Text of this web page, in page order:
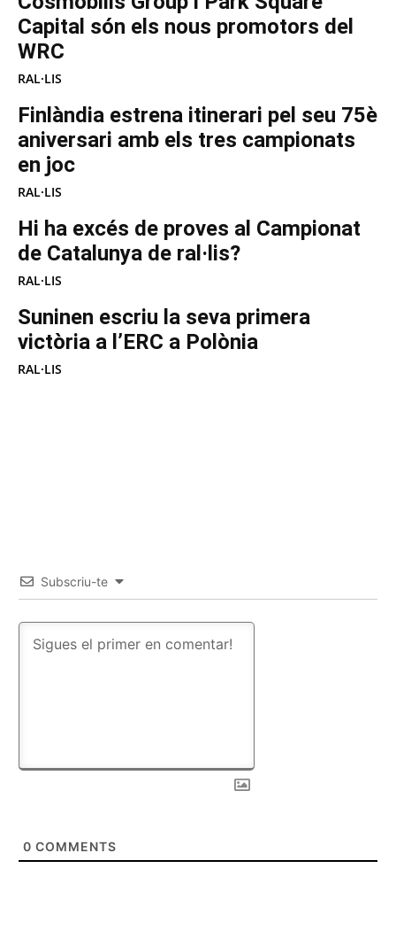
Capital són els nous promotors del
WRC
RAL·LIS
Finlàndia estrena itinerari pel seu 75è
aniversari amb els tres campionats
en joc
RAL·LIS
Hi ha excés de proves al Campionat
de Catalunya de ral·lis?
RAL·LIS
Suninen escriu la seva primera
victòria a l’ERC a Polònia
RAL·LIS
Subscriu-te
0 COMMENTS